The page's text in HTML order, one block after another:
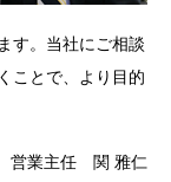
す。当社にご相談
ことで、より目的
営業主任 関 雅仁